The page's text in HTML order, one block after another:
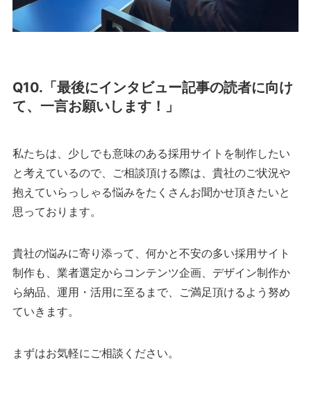
Q10.「最後にインタビュー記事の読者に向け
て、一言お願いします！」
私たちは、少しでも意味のある採用サイトを制作したい
と考えているので、ご相談頂ける際は、貴社のご状況や
抱えていらっしゃる悩みをたくさんお聞かせ頂きたいと
思っております。
貴社の悩みに寄り添って、何かと不安の多い採用サイト
制作も、業者選定からコンテンツ企画、デザイン制作か
ら納品、運用・活用に至るまで、ご満足頂けるよう努め
ていきます。
まずはお気軽にご相談ください。